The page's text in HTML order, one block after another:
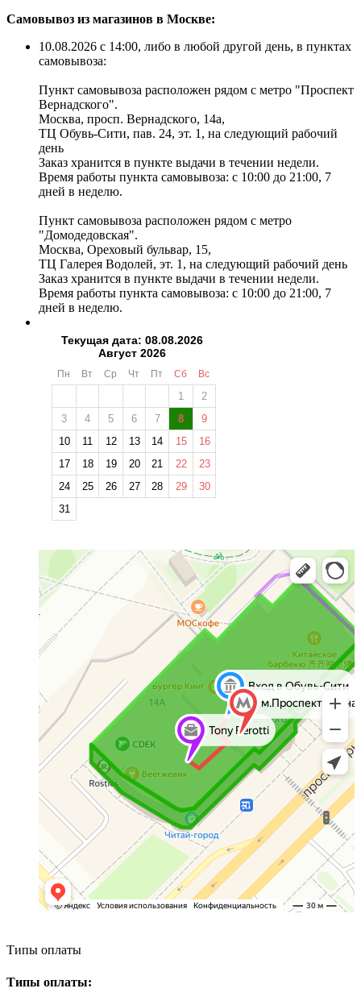
Самовывоз из магазинов в Москве:
10.08.2026 с 14:00, либо в любой другой день, в пунктах
самовывоза:
Пункт самовывоза расположен рядом с метро "Проспект
Вернадского".
Москва, просп. Вернадского, 14а,
ТЦ Обувь-Сити, пав. 24, эт. 1, на следующий рабочий
день
Заказ хранится в пункте выдачи в течении недели.
Время работы пункта самовывоза: с 10:00 до 21:00, 7
дней в неделю.
Пункт самовывоза расположен рядом с метро
"Домодедовская".
Москва, Ореховый бульвар, 15,
ТЦ Галерея Водолей, эт. 1, на следующий рабочий день
Заказ хранится в пункте выдачи в течении недели.
Время работы пункта самовывоза: с 10:00 до 21:00, 7
дней в неделю.
Текущая дата: 08.08.2026
Август 2026
Пн Вт Ср Чт Пт Сб Вс
1
2
3
4 5 6 7 8
9
10
11 12 13 14 15
16
17
18 19 20 21 22
23
24
25 26 27 28 29
30
31
Типы оплаты
Типы оплаты: